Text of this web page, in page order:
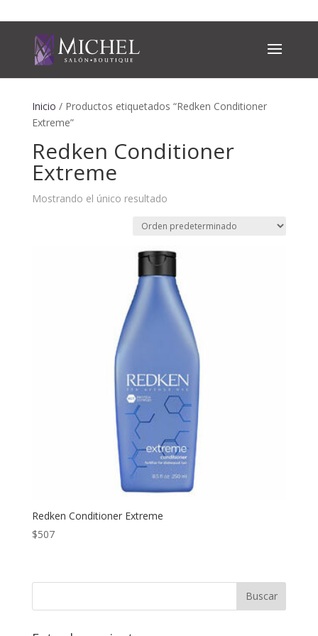
Inicio / Productos etiquetados “Redken Conditioner
Extreme”
Redken Conditioner
Extreme
Mostrando el único resultado
Redken Conditioner Extreme
$507